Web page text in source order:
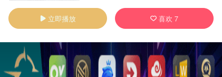
 立即播放  喜欢7